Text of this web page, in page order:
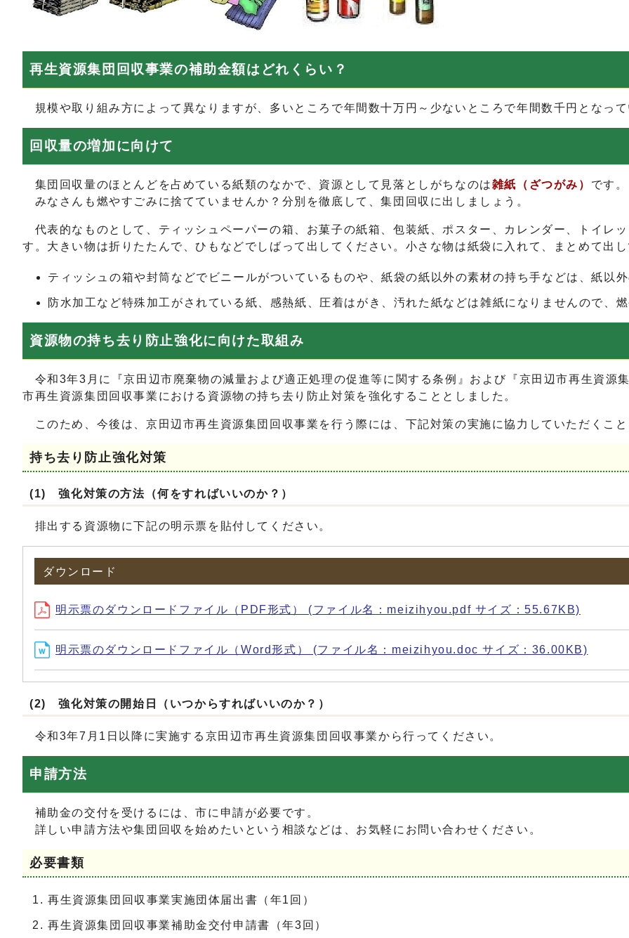
再生資源集団回収事業の補助金額はどれくらい？
規模や取り組み方によって異なりますが、多いところで年間数十万円～少ないところで年間数千円となっ
回収量の増加に向けて
集団回収量のほとんどを占めている紙類のなかで、資源として見落としがちなのは雑紙（ざつがみ） です。
みなさんも燃やすごみに捨てていませんか？分別を徹底して、集団回収に出しましょう。
代表的なものとして、ティッシュペーパーの箱、お菓子の紙箱、包装紙、ポスター、カレンダー、トイレ
す。大きい物は折りたたんで、ひもなどでしばって出してください。小さな物は紙袋に入れて、まとめて出
ティッシュの箱や封筒などでビニールがついているものや、紙袋の紙以外の素材の持ち手などは、紙以
防水加工など特殊加工がされている紙、感熱紙、圧着はがき、汚れた紙などは雑紙になりませんので、
資源物の持ち去り防止強化に向けた取組み
令和3年3月に『京田辺市廃棄物の減量および適正処理の促進等に関する条例』および『京田辺市再生資源
市再生資源集団回収事業における資源物の持ち去り防止対策を強化することとしました。
このため、今後は、京田辺市再生資源集団回収事業を行う際には、下記対策の実施に協力していただくこ
持ち去り防止強化対策
(1) 強化対策の方法（何をすればいいのか？）
排出する資源物に下記の明示票を貼付してください。
ダウンロード
明示票のダウンロードファイル（PDF形式） (ファイル名：meizihyou.pdf サイズ：55.67KB)
明示票のダウンロードファイル（Word形式） (ファイル名：meizihyou.doc サイズ：36.00KB)
(2) 強化対策の開始日（いつからすればいいのか？）
令和3年7月1日以降に実施する京田辺市再生資源集団回収事業から行ってください。
申請方法
補助金の交付を受けるには、市に申請が必要です。
詳しい申請方法や集団回収を始めたいという相談などは、お気軽にお問い合わせください。
必要書類
再生資源集団回収事業実施団体届出書（年1回）
再生資源集団回収事業補助金交付申請書（年3回）